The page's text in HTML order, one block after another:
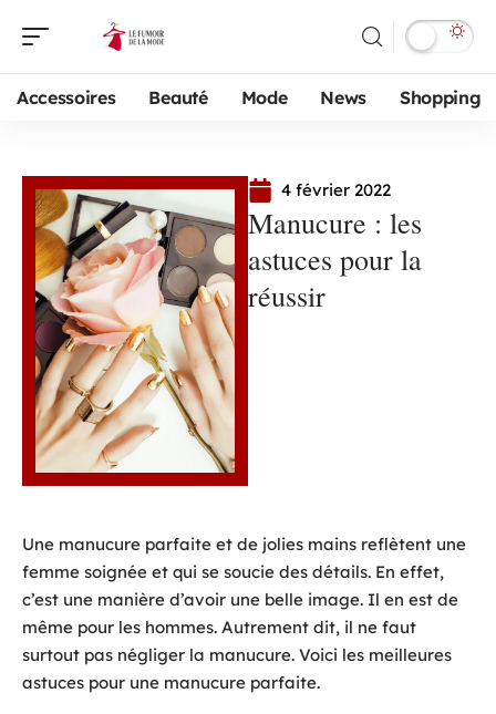
Accessoires Beauté Mode News Shopping
4 février 2022
Manucure : les
astuces pour la
réussir
Une manucure parfaite et de jolies mains reflètent une
femme soignée et qui se soucie des détails. En effet,
c’est une manière d’avoir une belle image. Il en est de
même pour les hommes. Autrement dit, il ne faut
surtout pas négliger la manucure. Voici les meilleures
astuces pour une manucure parfaite.